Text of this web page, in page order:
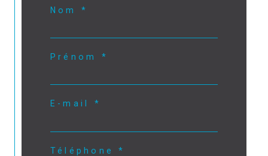
Nom *
Prénom *
E-mail *
Téléphone *